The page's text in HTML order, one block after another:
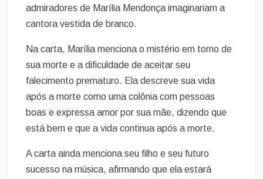
admiradores de Marília Mendonça imaginariam a
cantora vestida de branco.
Na carta, Marília menciona o mistério em torno de
sua morte e a dificuldade de aceitar seu
falecimento prematuro. Ela descreve sua vida
após a morte como uma colônia com pessoas
boas e expressa amor por sua mãe, dizendo que
está bem e que a vida continua após a morte.
A carta ainda menciona seu filho e seu futuro
sucesso na música, afirmando que ela estará